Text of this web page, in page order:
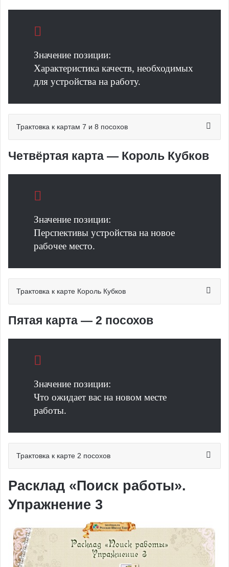
Значение позиции:
Характеристика качеств, необходимых
для устройства на работу.
Трактовка к картам 7 и 8 посохов
Четвёртая карта — Король Кубков
Значение позиции:
Перспективы устройства на новое
рабочее место.
Трактовка к карте Король Кубков
Пятая карта — 2 посохов
Значение позиции:
Что ожидает вас на новом месте
работы.
Трактовка к карте 2 посохов
Расклад «Поиск работы».
Упражнение 3